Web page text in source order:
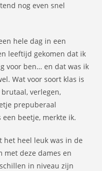
nog even snel
hele dag in een
leeftijd gekomen dat ik
voor ben… en dat was ik
Wat voor soort klas is
verlegen,
prepuberaal
een beetje, merkte ik.
het heel leuk was in de
met deze dames en
in niveau zijn